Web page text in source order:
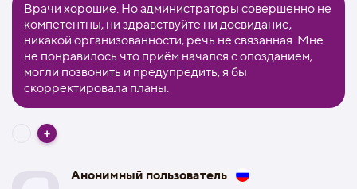
Врачи хорошие. Но администраторы совершенно не
компетентны, ни здравствуйте ни досвидание,
никакой организованности, речь не связанная. Мне
не понравилось что приём начался с опозданием,
могли позвонить и предупредить, я бы
скорректировала планы.
Анонимный пользователь